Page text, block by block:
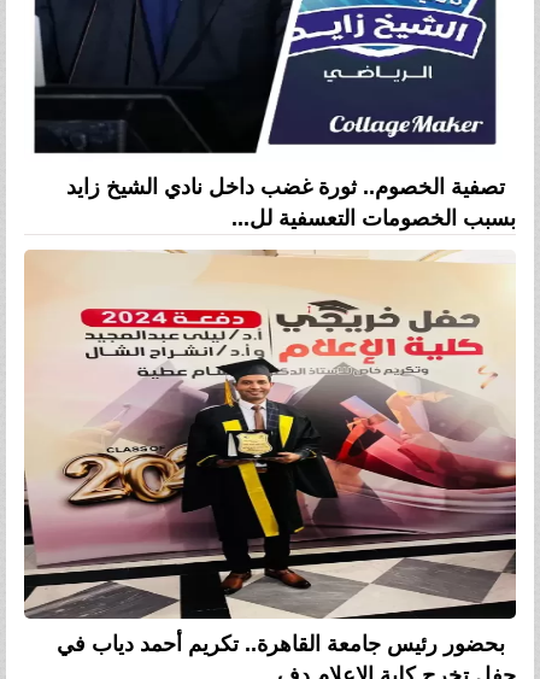
تصفية الخصوم.. ثورة غضب داخل نادي الشيخ زايد
بسبب الخصومات التعسفية لل...
بحضور رئيس جامعة القاهرة.. تكريم أحمد دياب في